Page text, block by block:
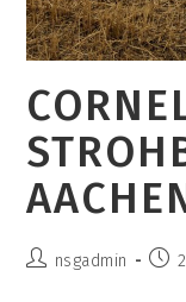
Beitrags-
nsgadmin